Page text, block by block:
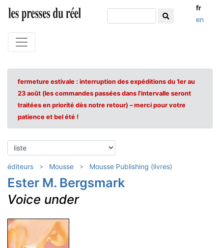
fr
en
fermeture estivale : interruption des expéditions du 1er au
23 août (les commandes passées dans l'intervalle seront
traitées en priorité dès notre retour) – merci pour votre
patience et bel été !
éditeurs Mousse Mousse Publishing (livres)
Ester M. Bergsmark
Voice under